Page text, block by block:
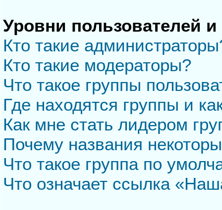
Уровни пользователей
Кто такие
Кто такие модераторы?
Что такое группы
Где находятся группы и
Как мне стать лидером
Почему названия
Что такое группа по
Что означает ссылка